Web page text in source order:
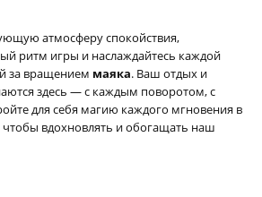
атмосферу спокойствия,
ритм игры и наслаждайтесь каждой
за вращением маяка. Ваш отдых и
здесь — с каждым поворотом, с
для себя магию каждого мгновения в
чтобы вдохновлять и обогащать наш